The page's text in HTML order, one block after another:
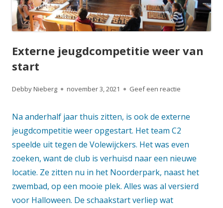
Externe jeugdcompetitie weer van
start
Auteur
Debby Nieberg
Gepubliceerd
november 3, 2021 Geef een reactie
Na anderhalf jaar thuis zitten, is ook de externe
jeugdcompetitie weer opgestart. Het team C2
speelde uit tegen de Volewijckers. Het was even
zoeken, want de club is verhuisd naar een nieuwe
locatie. Ze zitten nu in het Noorderpark, naast het
zwembad, op een mooie plek. Alles was al versierd
voor Halloween. De schaakstart verliep wat